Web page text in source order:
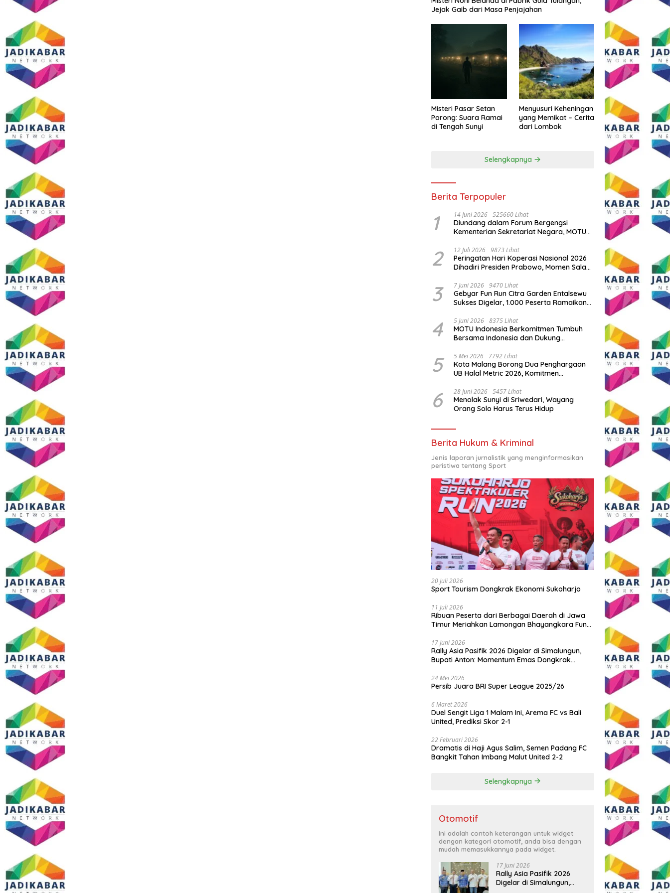
Jejak Gaib dari Masa Penjajahan
Misteri Pasar Setan
Porong: Suara Ramai
di Tengah Sunyi
Menyusuri Keheningan
yang Memikat – Cerita
dari Lombok
Selengkapnya
Berita Terpopuler
1 14 Juni 2026 525660 Lihat
Diundang dalam Forum Bergengsi
Kementerian Sekretariat Negara, MOTU
Indonesia
2 12 Juli 2026 9873 Lihat
Peringatan Hari Koperasi Nasional 2026
Dihadiri Presiden Prabowo, Momen Salam
3 7 Juni 2026 9470 Lihat
Gebyar Fun Run Citra Garden Entalsewu
Sukses Digelar, 1.000 Peserta Ramaikan
4 5 Juni 2026 8375 Lihat
MOTU Indonesia Berkomitmen Tumbuh
Bersama Indonesia dan Dukung
5 5 Mei 2026 7792 Lihat
Kota Malang Borong Dua Penghargaan
UB Halal Metric 2026, Komitmen
6 28 Juni 2026 5457 Lihat
Menolak Sunyi di Sriwedari, Wayang
Orang Solo Harus Terus Hidup
Berita Hukum & Kriminal
Jenis laporan jurnalistik yang menginformasikan
peristiwa tentang Sport
20 Juli 2026
Sport Tourism Dongkrak Ekonomi Sukoharjo
11 Juli 2026
Ribuan Peserta dari Berbagai Daerah di Jawa
Timur Meriahkan Lamongan Bhayangkara Fun
17 Juni 2026
Rally Asia Pasifik 2026 Digelar di Simalungun,
Bupati Anton: Momentum Emas Dongkrak
24 Mei 2026
Persib Juara BRI Super League 2025/26
6 Maret 2026
Duel Sengit Liga 1 Malam Ini, Arema FC vs Bali
United, Prediksi Skor 2-1
22 Februari 2026
Dramatis di Haji Agus Salim, Semen Padang FC
Bangkit Tahan Imbang Malut United 2-2
Selengkapnya
Otomotif
Ini adalah contoh keterangan untuk widget
dengan kategori otomotif, anda bisa dengan
mudah memasukkannya pada widget.
17 Juni 2026
Rally Asia Pasifik 2026
Digelar di Simalungun,